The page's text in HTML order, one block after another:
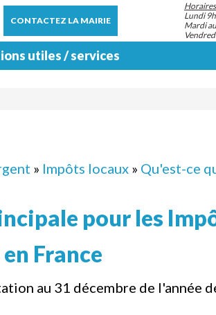
CONTACTEZ LA MAIRIE
Lundi
Mardi
utiles / services
» Impôts locaux » Qu'est-ce
pour les
France
au 31 décembre de l'année